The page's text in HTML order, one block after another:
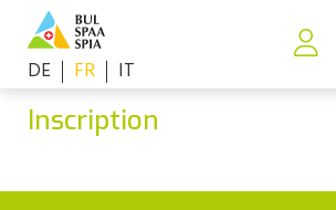
DE FR IT
Inscription